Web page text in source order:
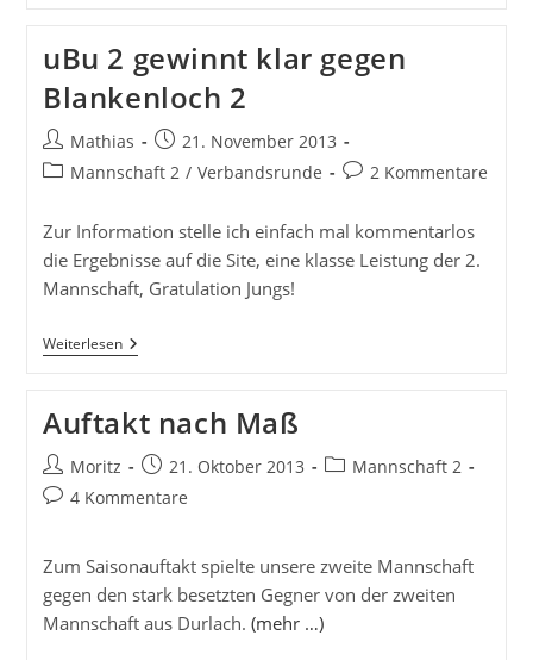
Erfolgskurs
uBu 2 gewinnt klar gegen
Blankenloch 2
Beitrags-
Autor:
Mathias
Beitrag
veröffentlicht:
21. November 2013
Beitrags-
Mannschaft 2 / Verbandsrunde
Beitrags-
2 Kommentare
Zur Information stelle ich einfach mal kommentarlos
die Ergebnisse auf die Site, eine klasse Leistung der 2.
Mannschaft, Gratulation Jungs!
WeiterlesenUBu
2
Gegen
Blankenloch
Auftakt nach Maß
Beitrags-
Autor:
Moritz
Beitrag
veröffentlicht:
21. Oktober 2013
Beitrags-
Mannschaft 2
Beitrags-
4 Kommentare
Zum Saisonauftakt spielte unsere zweite Mannschaft
gegen den stark besetzten Gegner von der zweiten
Mannschaft aus Durlach. (mehr …)